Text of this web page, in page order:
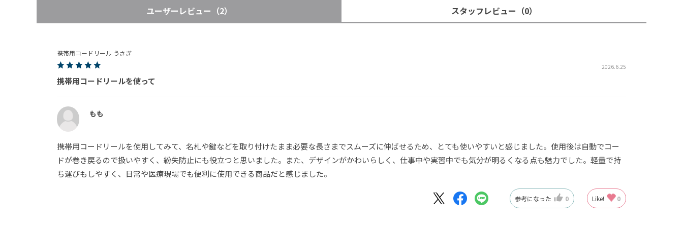
ユーザーレビュー （2） スタッフレビュー （0）
表示：新しい順
携帯用コードリール うさぎ
2026.6.25
携帯用コードリールを使って
もも
携帯用コードリールを使用してみて、名札や鍵などを取り付けたまま必要な長さまでスムーズに伸ばせるため、とても使いやすいと感じました。使用後は自動でコー
ドが巻き戻るので扱いやすく、紛失防止にも役立つと思いました。また、デザインがかわいらしく、仕事中や実習中でも気分が明るくなる点も魅力でした。軽量で持
ち運びもしやすく、日常や医療現場でも便利に使用できる商品だと感じました。
参考になった 0 Like! 0